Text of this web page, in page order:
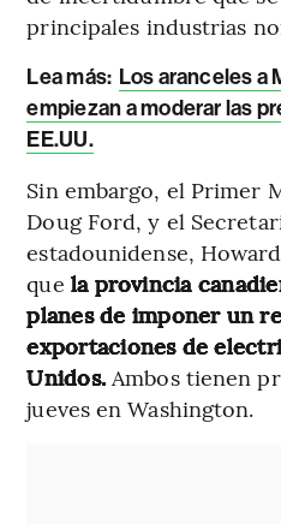
principales industrias
Lea más: Los aranceles a
empiezan a moderar las
EE.UU.
Sin embargo, el Primer
Doug Ford, y el
estadounidense,
que la provincia
planes de imponer un
exportaciones de
Unidos. Ambos tienen
jueves en Washington.